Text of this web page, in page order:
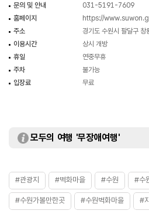
문의 및 안내
031-5191-7609
홈페이지
https://
주소
경기도 수원시 팔달구
이용시간
상시 개방
휴일
연중무휴
주차
불가능
입장료
무료
모두의 여행 '무장애여행'
#관광지 #벽화마을 #수원 #수
#수원가볼만한곳 #수원벽화마을 #